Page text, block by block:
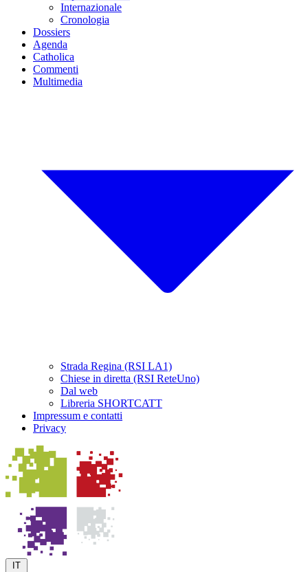
Internazionale
Cronologia
Dossiers
Agenda
Catholica
Commenti
Multimedia
Strada Regina (RSI LA1)
Chiese in diretta (RSI ReteUno)
Dal web
Libreria SHORTCATT
Impressum e contatti
Privacy
IT